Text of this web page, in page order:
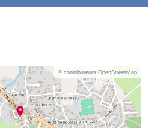
© contributeurs OpenStreetMap